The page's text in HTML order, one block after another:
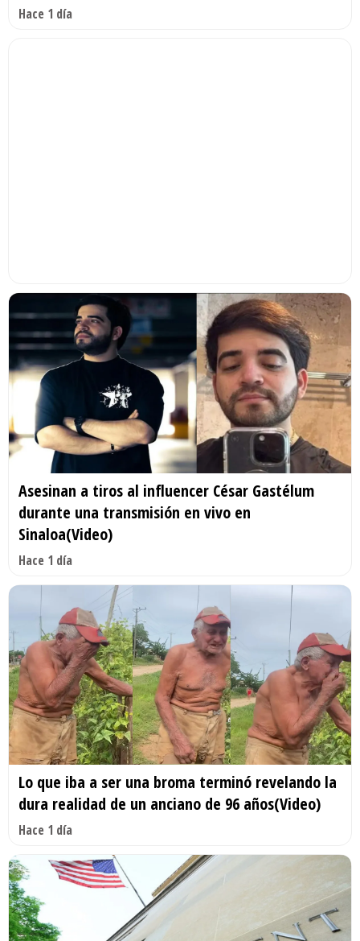
Hace 1 día
Asesinan a tiros al influencer César Gastélum
durante una transmisión en vivo en
Sinaloa(Video)
Hace 1 día
Lo que iba a ser una broma terminó revelando la
dura realidad de un anciano de 96 años(Video)
Hace 1 día